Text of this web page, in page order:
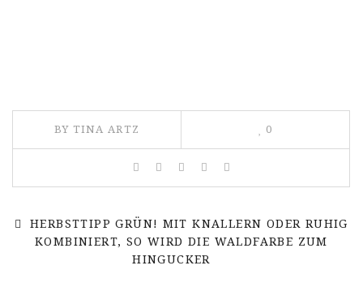
BY TINA ARTZ 0
HERBSTTIPP GRÜN! MIT KNALLERN ODER RUHIG
KOMBINIERT, SO WIRD DIE WALDFARBE ZUM
HINGUCKER